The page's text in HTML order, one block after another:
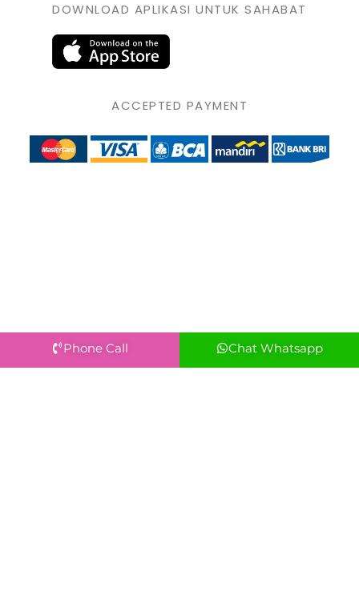
DOWNLOAD APLIKASI UNTUK SAHABAT
ACCEPTED PAYMENT
Phone Call Chat Whatsapp